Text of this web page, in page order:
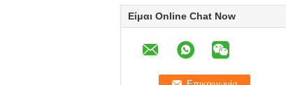
Είμαι Online Chat Now